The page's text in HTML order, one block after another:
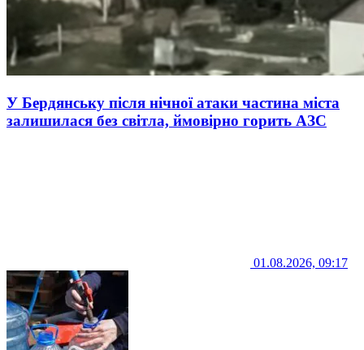
У Бердянську після нічної атаки частина міста
залишилася без світла, ймовірно горить АЗС
01.08.2026, 09:17